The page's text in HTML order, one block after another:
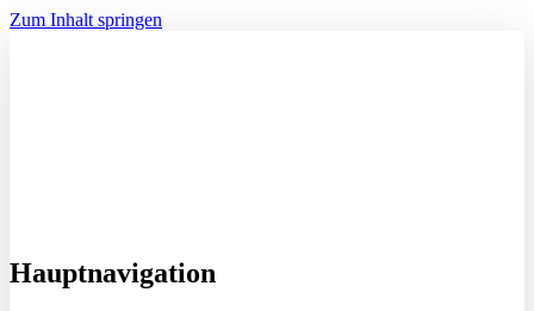
Zum Inhalt springen
Hauptnavigation